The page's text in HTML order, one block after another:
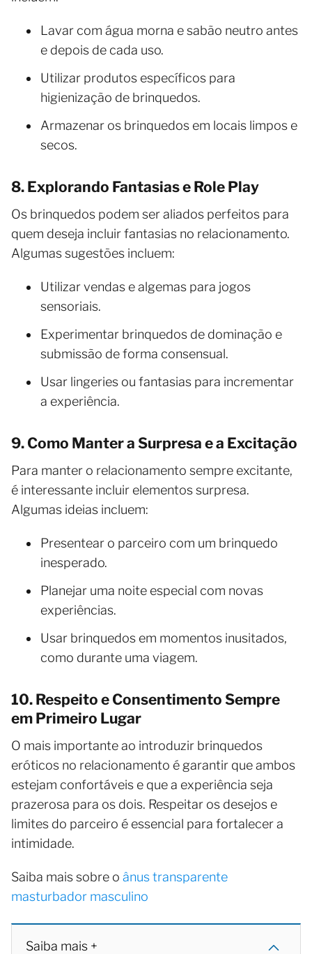
Lavar com água morna e sabão neutro antes
e depois de cada uso.
Utilizar produtos específicos para
higienização de brinquedos.
Armazenar os brinquedos em locais limpos e
secos.
8. Explorando Fantasias e Role Play
Os brinquedos podem ser aliados perfeitos para
quem deseja incluir fantasias no relacionamento.
Algumas sugestões incluem:
Utilizar vendas e algemas para jogos
sensoriais.
Experimentar brinquedos de dominação e
submissão de forma consensual.
Usar lingeries ou fantasias para incrementar
a experiência.
9. Como Manter a Surpresa e a Excitação
Para manter o relacionamento sempre excitante,
é interessante incluir elementos surpresa.
Algumas ideias incluem:
Presentear o parceiro com um brinquedo
inesperado.
Planejar uma noite especial com novas
experiências.
Usar brinquedos em momentos inusitados,
como durante uma viagem.
10. Respeito e Consentimento Sempre
em Primeiro Lugar
O mais importante ao introduzir brinquedos
eróticos no relacionamento é garantir que ambos
estejam confortáveis e que a experiência seja
prazerosa para os dois. Respeitar os desejos e
limites do parceiro é essencial para fortalecer a
intimidade.
Saiba mais sobre o ânus transparente
masturbador masculino
Saiba mais +